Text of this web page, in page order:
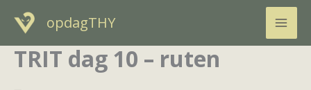
indholdet
opdagTHY
TRIT dag 10 – ruten